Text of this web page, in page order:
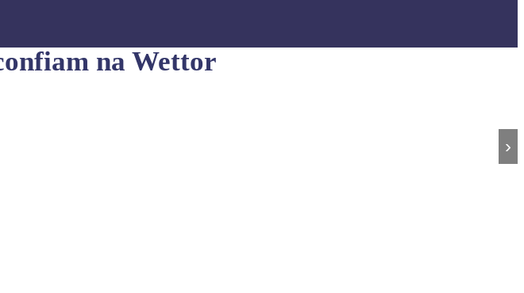
na Wettor
›